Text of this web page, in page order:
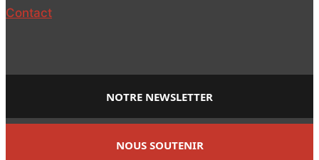
Contact
NOTRE NEWSLETTER
NOUS SOUTENIR